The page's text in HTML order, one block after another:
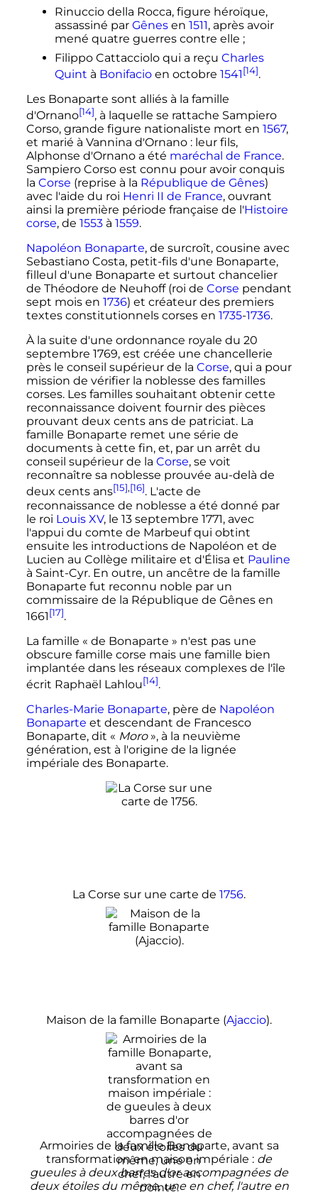
Rinuccio della Rocca, figure héroïque,
assassiné par Gênesen 1511, après avoir
mené quatre guerres contre elle ;
Filippo Cattacciolo qui a reçu Charles
Quint à Bonifacioen octobre 1541[14].
Les Bonaparte sont alliés à la famille
d'Ornano[14], à laquelle se rattache Sampiero
Corso, grande figure nationaliste mort en 1567,
et marié à Vannina d'Ornano : leur fils,
Alphonse d'Ornano a été maréchal de France.
Sampiero Corso est connu pour avoir conquis
la Corse (reprise à la République de Gênes)
avec l'aide du roi Henri II de France, ouvrant
ainsi la première période française de l'Histoire
corse, de 1553à 1559.
Napoléon Bonaparte, de surcroît, cousine avec
Sebastiano Costa, petit-fils d'une Bonaparte,
filleul d'une Bonaparte et surtout chancelier
de Théodore de Neuhoff (roi de Corse pendant
sept mois en 1736) et créateur des premiers
textes constitutionnels corses en 1735-1736.
À la suite d'une ordonnance royale du 20
septembre 1769, est créée une chancellerie
près le conseil supérieur de la Corse, qui a pour
mission de vérifier la noblesse des familles
corses. Les familles souhaitant obtenir cette
reconnaissance doivent fournir des pièces
prouvant deux cents ans de patriciat. La
famille Bonaparte remet une série de
documents à cette fin, et, par un arrêt du
conseil supérieur de la Corse, se voit
reconnaître sa noblesse prouvée au-delà de
deux cents ans[15],[16]. L'acte de
reconnaissance de noblesse a été donné par
le roi Louis XV, le 13 septembre 1771, avec
l'appui du comte de Marbeuf qui obtint
ensuite les introductions de Napoléon et de
Lucien au Collège militaire et d'Élisa et Pauline
à Saint-Cyr. En outre, un ancêtre de la famille
Bonaparte fut reconnu noble par un
commissaire de la République de Gênes en
1661[17].
La famille « de Bonaparte » n'est pas une
obscure famille corse mais une famille bien
implantée dans les réseaux complexes de l'île
écrit Raphaël Lahlou[14].
Charles-Marie Bonaparte, père de Napoléon
Bonaparte et descendant de Francesco
Bonaparte, dit « Moro », à la neuvième
génération, est à l'origine de la lignée
impériale des Bonaparte.
La Corse sur une carte de 1756.
Maison de la famille Bonaparte (Ajaccio).
Armoiries de la famille Bonaparte, avant sa
transformation en maison impériale : de
gueules à deux barres d'or accompagnées de
deux étoiles du même, une en chef, l'autre en